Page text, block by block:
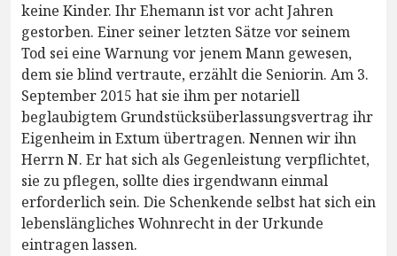
keine Kinder. Ihr Ehemann ist vor acht Jahren
gestorben. Einer seiner letzten Sätze vor seinem
Tod sei eine Warnung vor jenem Mann gewesen,
dem sie blind vertraute, erzählt die Seniorin. Am 3.
September 2015 hat sie ihm per notariell
beglaubigtem Grundstücksüberlassungsvertrag ihr
Eigenheim in Extum übertragen. Nennen wir ihn
Herrn N. Er hat sich als Gegenleistung verpflichtet,
sie zu pflegen, sollte dies irgendwann einmal
erforderlich sein. Die Schenkende selbst hat sich ein
lebenslängliches Wohnrecht in der Urkunde
eintragen lassen.